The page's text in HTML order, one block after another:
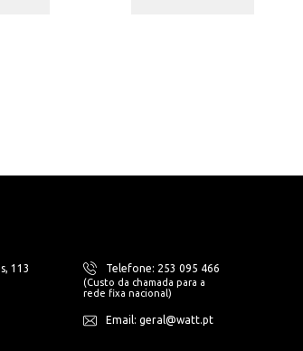
113
Telefone: 253 095 466
(Custo da chamada para a
rede fixa nacional)
Email: geral@watt.pt